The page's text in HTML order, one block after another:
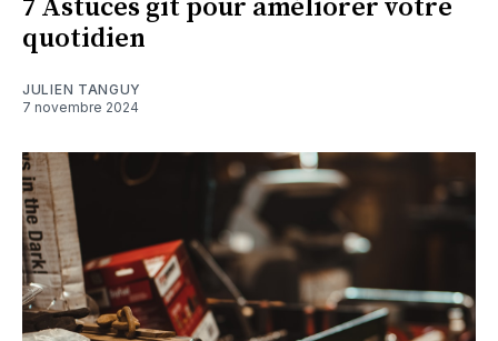
7 Astuces git pour améliorer votre
quotidien
JULIEN TANGUY
7 novembre 2024